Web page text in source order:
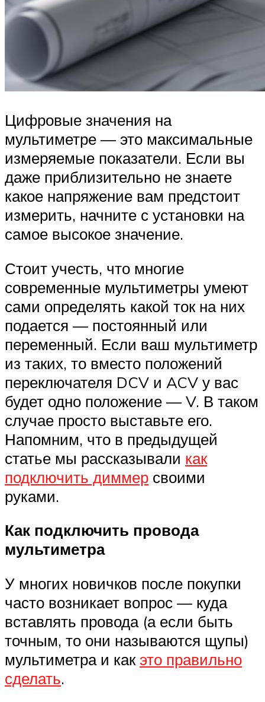
Цифровые значения на
мультиметре — это максимальные
измеряемые показатели. Если вы
даже приблизительно не знаете
какое напряжение вам предстоит
измерить, начните с установки на
самое высокое значение.
Стоит учесть, что многие
современные мультиметры умеют
сами определять какой ток на них
подается — постоянный или
переменный. Если ваш мультиметр
из таких, то вместо положений
переключателя DCV и ACV у вас
будет одно положение — V. В таком
случае просто выставьте его.
Напомним, что в предыдущей
статье мы рассказывали как
подключить диммер своими
руками.
Как подключить провода
мультиметра
У многих новичков после покупки
часто возникает вопрос — куда
вставлять провода (а если быть
точным, то они называются щупы)
мультиметра и какэто правильно
сделать.